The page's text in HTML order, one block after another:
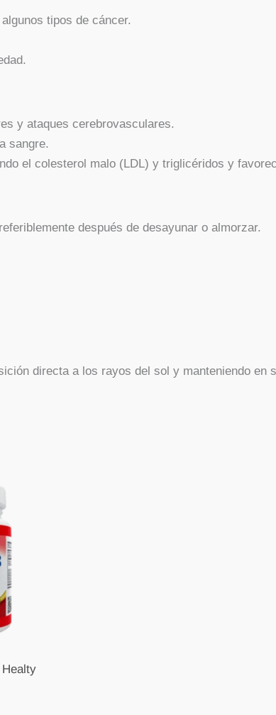
tipos de cáncer.
y ataques cerebrovasculares.
sangre.
el colesterol malo (LDL) y triglicéridos y
después de desayunar o almorzar.
directa a los rayos del sol y manteniendo en